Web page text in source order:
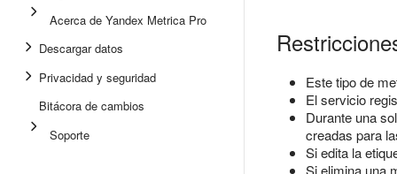
Acerca de Yandex Metrica Pro
Descargar datos
Privacidad y seguridad
Bitácora de cambios
Soporte
Este tipo de
El servicio
Durante una
creadas para
Si edita la
Si elimina una